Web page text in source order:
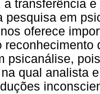
a transferência
pesquisa em
oferece
psicanálise,
qual analista